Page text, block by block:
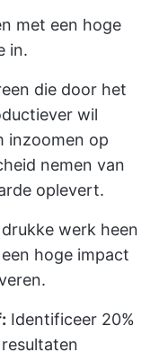
met een hoge
in.
die door het
wil
inzoomen op
nemen van
oplevert.
werk heen
hoge impact
Identificeer 20%